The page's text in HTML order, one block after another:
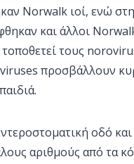
Norwalk ιοί, ενώ
και άλλοι
τους
προσβάλλουν
οδό
αριθμούς από τα